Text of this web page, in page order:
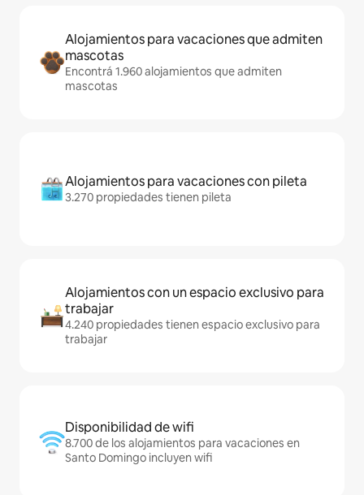
Alojamientos para vacaciones que admiten
mascotas
Encontrá 1.960 alojamientos que admiten
mascotas
Alojamientos para vacaciones con pileta
3.270 propiedades tienen pileta
Alojamientos con un espacio exclusivo para
trabajar
4.240 propiedades tienen espacio exclusivo para
trabajar
Disponibilidad de wifi
8.700 de los alojamientos para vacaciones en
Santo Domingo incluyen wifi